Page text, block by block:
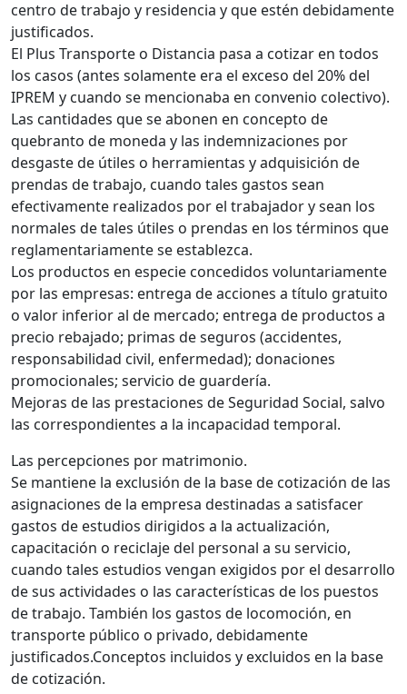
centro de trabajo y residencia y que estén debidamente
justificados.
El Plus Transporte o Distancia pasa a cotizar en todos
los casos (antes solamente era el exceso del 20% del
IPREM y cuando se mencionaba en convenio colectivo).
Las cantidades que se abonen en concepto de
quebranto de moneda y las indemnizaciones por
desgaste de útiles o herramientas y adquisición de
prendas de trabajo, cuando tales gastos sean
efectivamente realizados por el trabajador y sean los
normales de tales útiles o prendas en los términos que
reglamentariamente se establezca.
Los productos en especie concedidos voluntariamente
por las empresas: entrega de acciones a título gratuito
o valor inferior al de mercado; entrega de productos a
precio rebajado; primas de seguros (accidentes,
responsabilidad civil, enfermedad); donaciones
promocionales; servicio de guardería.
Mejoras de las prestaciones de Seguridad Social, salvo
las correspondientes a la incapacidad temporal.
Las percepciones por matrimonio.
Se mantiene la exclusión de la base de cotización de las
asignaciones de la empresa destinadas a satisfacer
gastos de estudios dirigidos a la actualización,
capacitación o reciclaje del personal a su servicio,
cuando tales estudios vengan exigidos por el desarrollo
de sus actividades o las características de los puestos
de trabajo. También los gastos de locomoción, en
transporte público o privado, debidamente
justificados.Conceptos incluidos y excluidos en la base
de cotización.